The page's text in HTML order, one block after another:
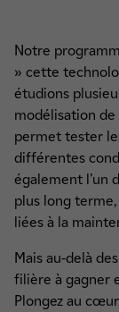
Notre
» cette
étudions
modélisation
permet tester
différentes
également l’un
plus long
liées à la
Mais au-delà
filière à gagner
Plongez au